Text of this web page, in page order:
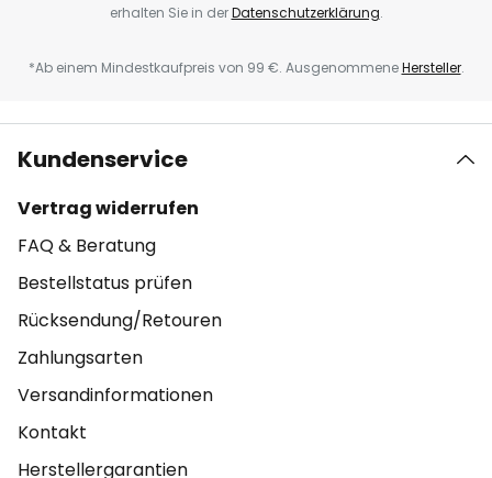
erhalten Sie in derDatenschutzerklärung.
*Ab einem Mindestkaufpreis von 99 €. AusgenommeneHersteller.
Kundenservice
Vertrag widerrufen
FAQ & Beratung
Bestellstatus prüfen
Rücksendung/Retouren
Zahlungsarten
Versandinformationen
Kontakt
Herstellergarantien